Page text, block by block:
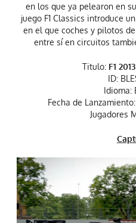
en los que ya pelearon en
juego F1 Classics introduce
en el que coches y pilotos
entre sí en circuitos
Titulo: F1
ID:
Idioma:
Fecha de
Jugadores